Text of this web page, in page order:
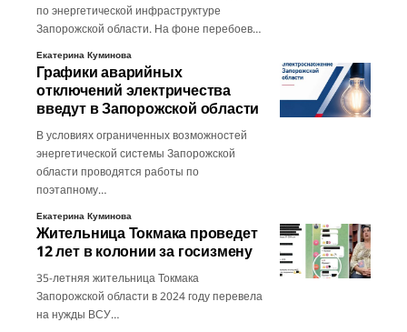
по энергетической инфраструктуре
Запорожской области. На фоне перебоев…
Екатерина Куминова
Графики аварийных
отключений электричества
введут в Запорожской области
В условиях ограниченных возможностей
энергетической системы Запорожской
области проводятся работы по
поэтапному…
Екатерина Куминова
Жительница Токмака проведет
12 лет в колонии за госизмену
35-летняя жительница Токмака
Запорожской области в 2024 году перевела
на нужды ВСУ…